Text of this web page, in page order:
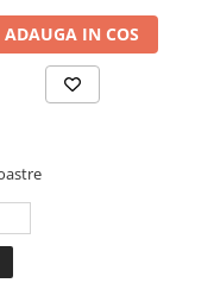
ADAUGA IN COS